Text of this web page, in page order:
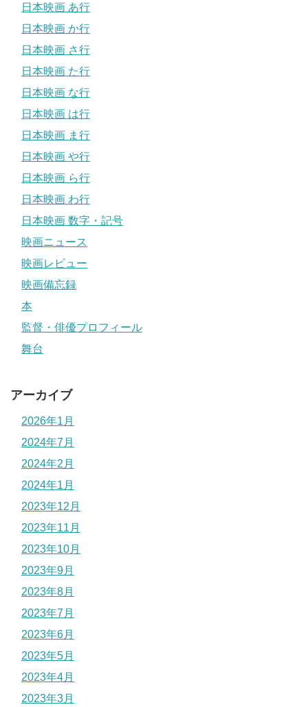
日本映画 あ行
日本映画 か行
日本映画 さ行
日本映画 た行
日本映画 な行
日本映画 は行
日本映画 ま行
日本映画 や行
日本映画 ら行
日本映画 わ行
日本映画 数字・記号
映画ニュース
映画レビュー
映画備忘録
本
監督・俳優プロフィール
舞台
アーカイブ
2026年1月
2024年7月
2024年2月
2024年1月
2023年12月
2023年11月
2023年10月
2023年9月
2023年8月
2023年7月
2023年6月
2023年5月
2023年4月
2023年3月